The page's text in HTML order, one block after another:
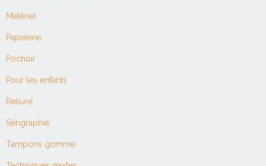
Matériel
Papeterie
Pochoir
Pour les enfants
Reliure
Sérigraphie
Tampons gomme